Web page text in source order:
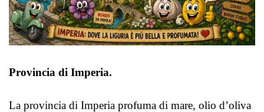
Provincia di Imperia.
La provincia di Imperia profuma di mare, olio d’oliva